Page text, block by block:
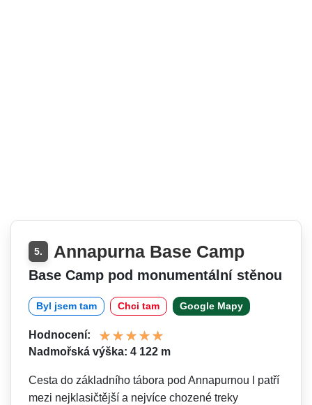
5. Annapurna Base Camp
Base Camp pod monumentální stěnou
Byl jsem tam Chci tam Google Mapy
Hodnocení:
Nadmořská výška: 4 122 m
Cesta do základního tábora pod Annapurnou I patří
mezi nejklasičtější a nejvíce chozené treky